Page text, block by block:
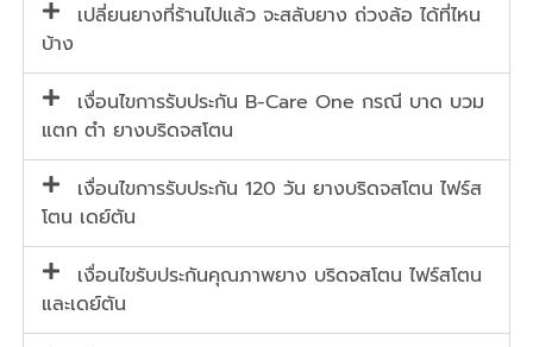
เปลี่ยนยางที่ร้านไปแล้ว จะสลับยาง ถ่วงล้อ ได้ที่ไหน
บ้าง
เงื่อนไขการรับประกัน B-Care One กรณี บาด บวม
แตก ตำ ยางบริดจสโตน
เงื่อนไขการรับประกัน 120 วัน ยางบริดจสโตน ไฟร์ส
โตน เดย์ตัน
เงื่อนไขรับประกันคุณภาพยาง บริดจสโตน ไฟร์สโตน
และเดย์ตัน